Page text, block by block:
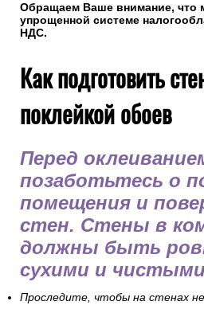
Обращаем Ваше внимание, что
упрощенной системе
НДС.
Как подготовить
поклейкой обоев
Перед
позаботьтесь о
помещения и
стен. Стены в
должны быть
сухими и
Проследите, чтобы на стенах